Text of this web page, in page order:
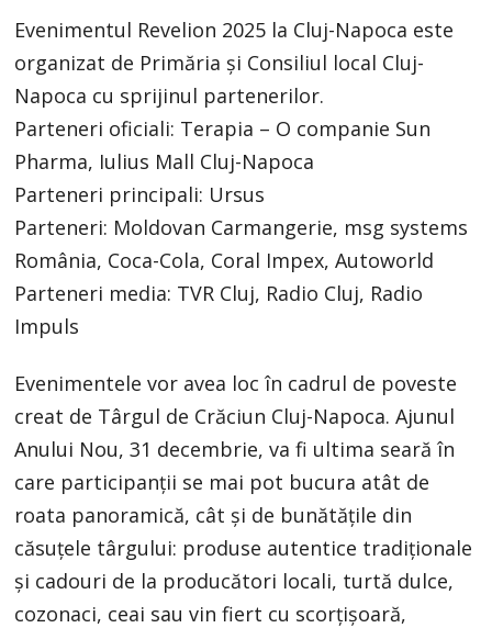
Evenimentul Revelion 2025 la Cluj-Napoca este
organizat de Primăria și Consiliul local Cluj-
Napoca cu sprijinul partenerilor.
Parteneri oficiali: Terapia – O companie Sun
Pharma, Iulius Mall Cluj-Napoca
Parteneri principali: Ursus
Parteneri: Moldovan Carmangerie, msg systems
România, Coca-Cola, Coral Impex, Autoworld
Parteneri media: TVR Cluj, Radio Cluj, Radio
Impuls
Evenimentele vor avea loc în cadrul de poveste
creat de Târgul de Crăciun Cluj-Napoca. Ajunul
Anului Nou, 31 decembrie, va fi ultima seară în
care participanții se mai pot bucura atât de
roata panoramică, cât și de bunătățile din
căsuțele târgului: produse autentice tradiționale
și cadouri de la producători locali, turtă dulce,
cozonaci, ceai sau vin fiert cu scorțișoară,